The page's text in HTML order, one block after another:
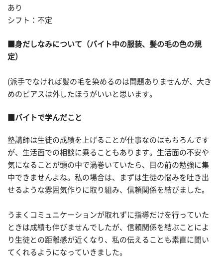
あり
シフト：不定
■身だしなみについて（バイト中の服装、髪の毛の色の規
定）
(派手でなければ髪の毛を染めるのは問題ありませんが、大き
めのピアスは外したほうがいいと思います。
■バイトで学んだこと
塾講師は生徒の成績を上げることが仕事なのはもちろんです
が、生活面での相談に乗ることもあります。生活面の不安や
気になることが頭の中で渦巻いていたら、目の前の勉強に集
中できませんよね。私の場合は、まずは生徒の悩みを吐き出
せるような雰囲気作りに取り組み、信頼関係を結びました。
うまくコミュニケーションが取れずに指導だけを行っていた
ときは成績も伸びませんでしたが、信頼関係を結ぶことによ
り生徒との距離感が近くなり、私の伝えることも素直に聞い
てくれるようになっていきました。